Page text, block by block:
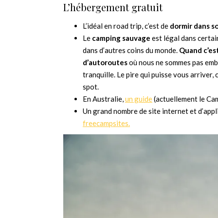
L’hébergement gratuit
L’idéal en road trip, c’est de dormir dans
Le camping sauvage est légal dans
dans d’autres coins du monde. Quand
d’autoroutesoù nous ne sommes pas
tranquille. Le pire qui puisse vous arriver,
spot.
En Australie,un guide(actuellement le
Un grand nombre de site internet et
freecampsites.